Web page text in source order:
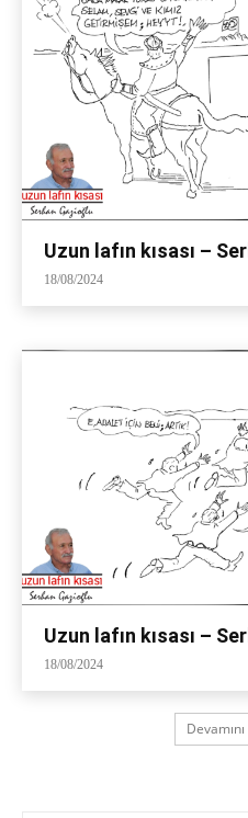
Uzun lafın kısası –
18/08/2024
Uzun lafın kısası –
18/08/2024